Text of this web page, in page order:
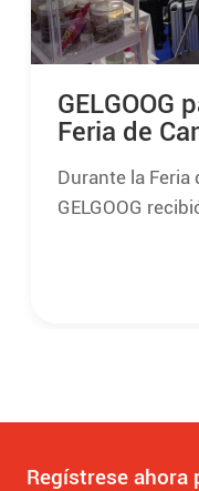
GELGOOG
Feria de
Durante la Feria
GELGOOG
Regístrese ahora